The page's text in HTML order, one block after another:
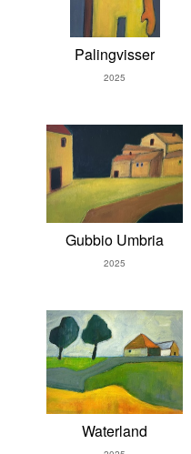
Palingvisser
2025
Gubbio Umbria
2025
Waterland